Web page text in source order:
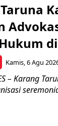
Kamis, 6 Agu
– Karang